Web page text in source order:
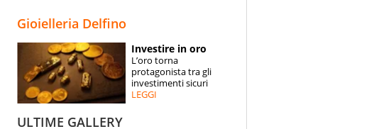
SPECIALI
ESPERTI
Gioielleria Delfino
Investire in oro
L’oro torna
protagonista tra gli
investimenti sicuri
LEGGI
ULTIME GALLERY